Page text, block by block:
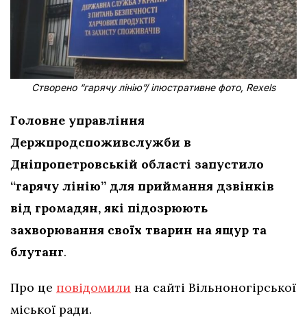
Створено “гарячу лінію”/ ілюстративне фото, Rexels
Головне управління
Держпродспоживслужби в
Дніпропетровській області запустило
“гарячу лінію” для приймання дзвінків
від громадян, які підозрюють
захворювання своїх тварин на ящур та
блутанг.
Про це повідомили на сайті Вільноногірської
міської ради.